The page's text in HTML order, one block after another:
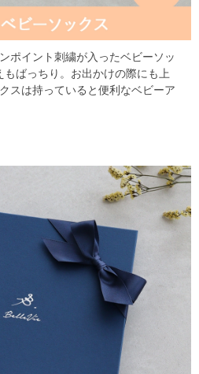
ポイント刺繍が入ったベビーソッ
ばっちり。 お出かけの際にも上
スは持っていると便利なベビーア